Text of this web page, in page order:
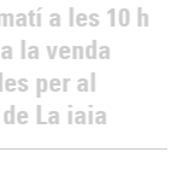
a les 10 h
la venda
per al
La iaia